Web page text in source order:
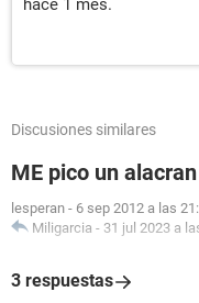
hace 1 mes.
Discusiones similares
ME pico un
lesperan - 6 sep 2012 a las
Miligarcia - 31 jul 2023 a
3 respuestas